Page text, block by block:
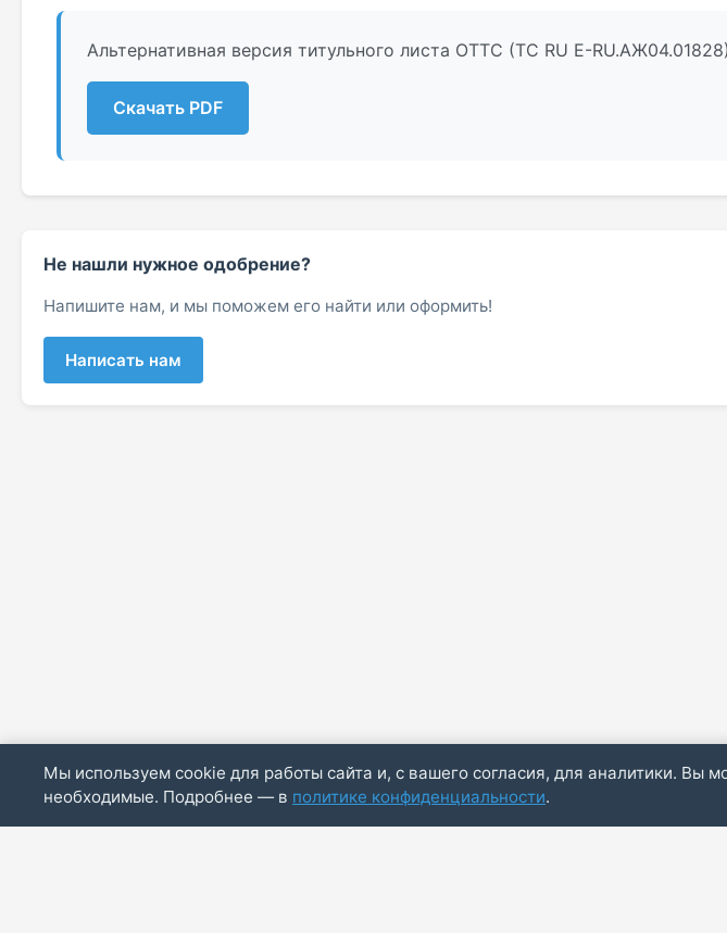
Альтернативная версия титульного листа ОТТС (ТС RU Е-RU.АЖ04.01828)
Скачать PDF
Не нашли нужное одобрение?
Напишите нам, и мы поможем его найти или оформить!
Написать нам
Мы используем cookie для работы сайта и, с вашего согласия, для аналитики. Вы
необходимые. Подробнее — в политике конфиденциальности.